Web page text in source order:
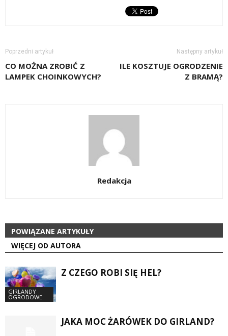
Poprzedni artykuł
CO MOŻNA ZROBIĆ Z
LAMPEK CHOINKOWYCH?
Następny artykuł
ILE KOSZTUJE OGRODZENIE
Z BRAMĄ?
Redakcja
POWIĄZANE ARTYKUŁY
WIĘCEJ OD AUTORA
GIRLANDY
OGRODOWE
Z CZEGO ROBI SIĘ HEL?
JAKA MOC ŻARÓWEK DO GIRLAND?